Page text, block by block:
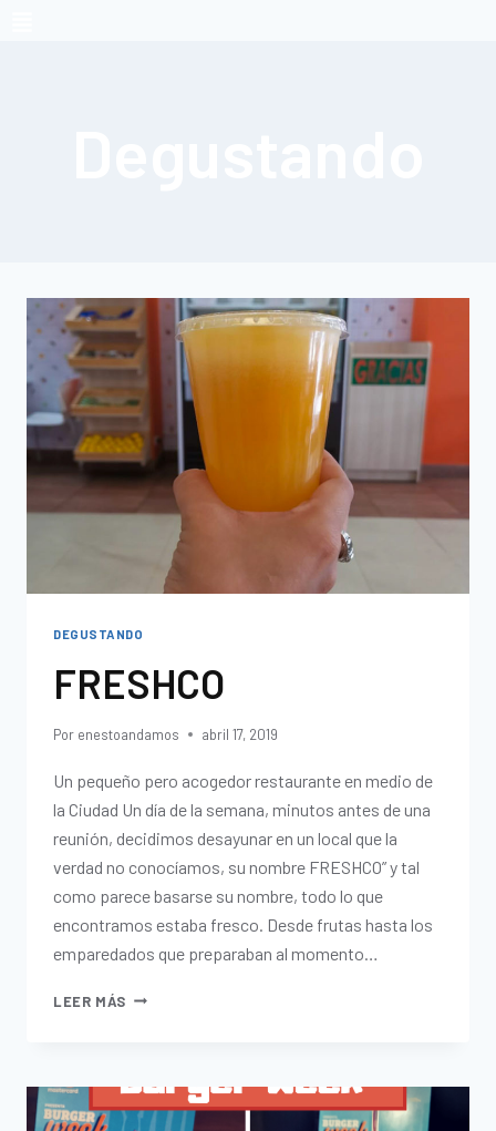
DEGUSTANDO
FRESHCO
Por enestoandamos abril 17, 2019
Un pequeño pero acogedor restaurante en medio de
la Ciudad Un día de la semana, minutos antes de una
reunión, decidimos desayunar en un local que la
verdad no conocíamos, su nombre FRESHCO” y tal
como parece basarse su nombre, todo lo que
encontramos estaba fresco. Desde frutas hasta los
emparedados que preparaban al momento…
LEER MÁS